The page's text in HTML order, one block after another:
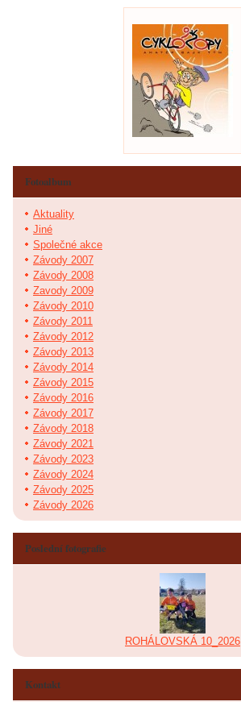
Fotoalbum
Aktuality
Jiné
Společné akce
Závody 2007
Závody 2008
Zavody 2009
Závody 2010
Závody 2011
Závody 2012
Závody 2013
Závody 2014
Závody 2015
Závody 2016
Závody 2017
Závody 2018
Závody 2021
Závody 2023
Závody 2024
Závody 2025
Závody 2026
Poslední fotografie
ROHÁLOVSKÁ 10_2026
Kontakt